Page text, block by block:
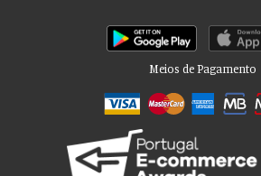
Meios de Pagamento